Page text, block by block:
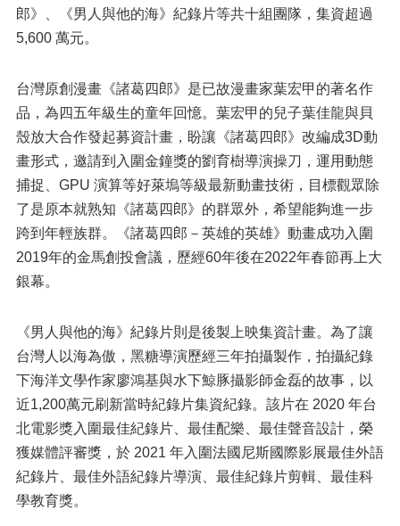
郎》、《男人與他的海》紀錄片等共十組團隊，集資超過
5,600 萬元。
台灣原創漫畫《諸葛四郎》是已故漫畫家葉宏甲的著名作
品，為四五年級生的童年回憶。葉宏甲的兒子葉佳龍與貝
殼放大合作發起募資計畫，盼讓《諸葛四郎》改編成3D動
畫形式，邀請到入圍金鐘獎的劉育樹導演操刀，運用動態
捕捉、GPU 演算等好萊塢等級最新動畫技術，目標觀眾除
了是原本就熟知《諸葛四郎》的群眾外，希望能夠進一步
跨到年輕族群。《諸葛四郎－英雄的英雄》動畫成功入圍
2019年的金馬創投會議，歷經60年後在2022年春節再上大
銀幕。
《男人與他的海》紀錄片則是後製上映集資計畫。為了讓
台灣人以海為傲，黑糖導演歷經三年拍攝製作，拍攝紀錄
下海洋文學作家廖鴻基與水下鯨豚攝影師金磊的故事，以
近1,200萬元刷新當時紀錄片集資紀錄。該片在 2020 年台
北電影獎入圍最佳紀錄片、最佳配樂、最佳聲音設計，榮
獲媒體評審獎，於 2021 年入圍法國尼斯國際影展最佳外語
紀錄片、最佳外語紀錄片導演、最佳紀錄片剪輯、最佳科
學教育獎。